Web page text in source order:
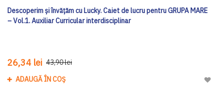
Descoperim și învățăm cu Lucky. Caiet de lucru pentru GRUPA MARE
– Vol.1. Auxiliar Curricular interdisciplinar
26,34 lei 43,90 lei
ADAUGĂ ÎN COȘ